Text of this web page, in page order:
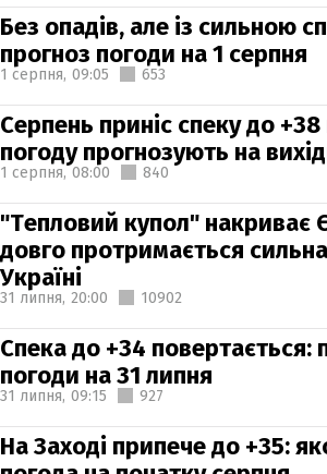
Без опадів, але із сильною
прогноз погоди на 1 серпня
1 серпня, 09:05 653
Серпень приніс спеку до +38
погоду прогнозують на
1 серпня, 08:00 840
"Тепловий купол" накриває
довго протримається
Україні
31 липня, 20:00 10902
Спека до +34 повертається:
погоди на 31 липня
31 липня, 09:15 927
На Заході припече до +35: